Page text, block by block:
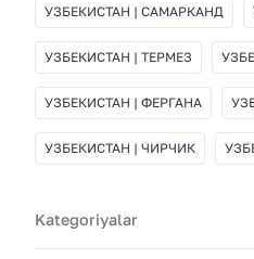
УЗБЕКИСТАН | САМАРКАНД
УЗБЕКИСТАН | ТЕРМЕЗ
УЗБЕКИСТАН | ФЕРГАНА
УЗБЕКИСТАН | ЧИРЧИК
Kategoriyalar